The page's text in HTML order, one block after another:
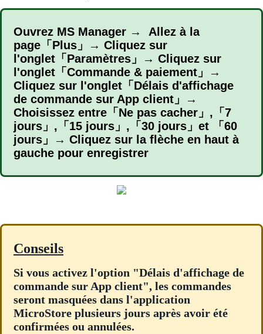
Ouvrez MS Manager → Allez à la
page「Plus」→ Cliquez sur
l'onglet「Paramètres」→ Cliquez sur
l'onglet「Commande & paiement」→
Cliquez sur l'onglet「Délais d'affichage
de commande sur App client」→
Choisissez entre「Ne pas cacher」,「7
jours」,「15 jours」,「30 jours」et 「60
jours」→ Cliquez sur la flèche en haut à
gauche pour enregistrer
Conseils
Si vous activez l'option "Délais d'affichage de
commande sur App client", les commandes
seront masquées dans l'application
MicroStore plusieurs jours après avoir été
confirmées ou annulées.